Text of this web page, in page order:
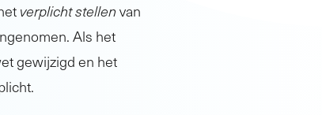
verplicht stellen van
Als het
gewijzigd en het